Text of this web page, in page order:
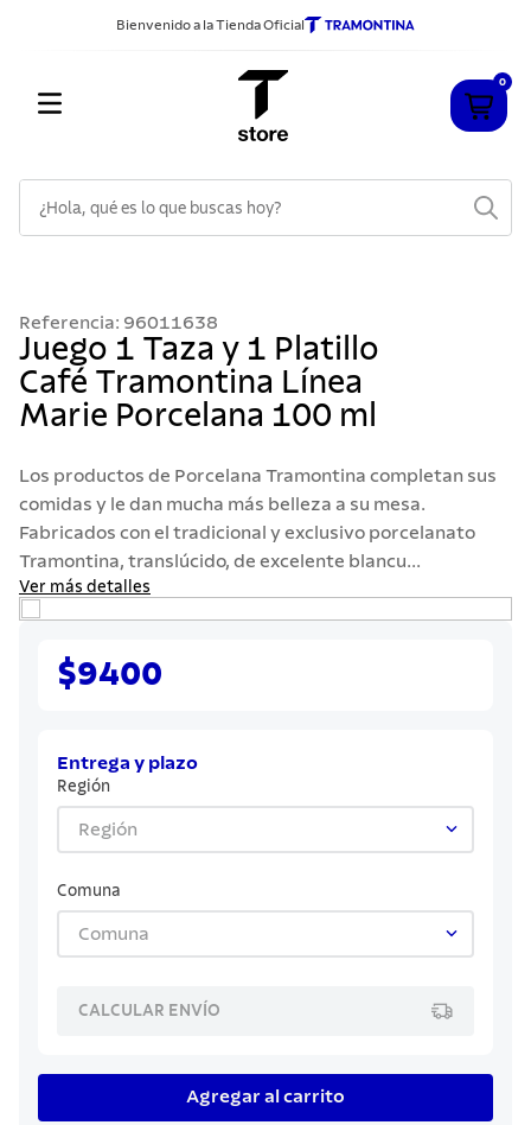
Bienvenido a la Tienda Oficial
0
Referencia: 96011638
Juego 1 Taza y 1 Platillo
Café Tramontina Línea
Marie Porcelana 100 ml
Los productos de Porcelana Tramontina completan sus
comidas y le dan mucha más belleza a su mesa.
Fabricados con el tradicional y exclusivo porcelanato
Tramontina, translúcido, de excelente blancu...
Ver más detalles
$9400
Entrega y plazo
Región
Región
Comuna
Comuna
CALCULAR ENVÍO
Agregar al carrito
2 .
sarten
3.
cubiertos
4.
ollas
acero inoxidable
6.
grano
8.
cuchillo
10. termo